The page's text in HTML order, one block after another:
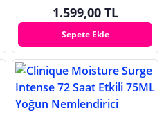
1.599,00 TL
Sepete Ekle